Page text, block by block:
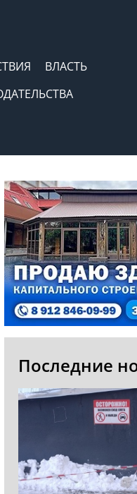
ВЛАСТЬ
Последние